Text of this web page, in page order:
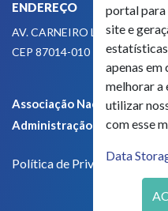
ENDEREÇO
AV. CARNEIRO LEÃO, 825
CEP 87014-010 - MARINGÁ,
Associação Nacional de
Administração - CNPJ
Política de Privacidade
portal para
site e
apenas
melhorar a
utilizar
com esse
Data